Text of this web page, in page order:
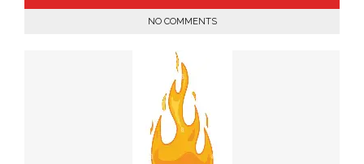
NO COMMENTS